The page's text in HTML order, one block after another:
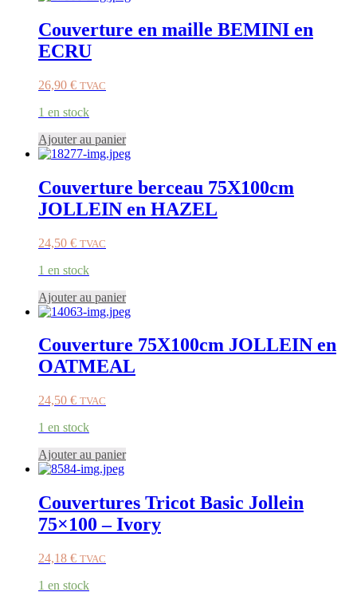
Couverture en maille BEMINI en
ECRU
26,90 € TVAC
1 en stock
Ajouter au panier
Couverture berceau 75X100cm
JOLLEIN en HAZEL
24,50 € TVAC
1 en stock
Ajouter au panier
Couverture 75X100cm JOLLEIN en
OATMEAL
24,50 € TVAC
1 en stock
Ajouter au panier
Couvertures Tricot Basic Jollein
75×100 – Ivory
24,18 € TVAC
1 en stock